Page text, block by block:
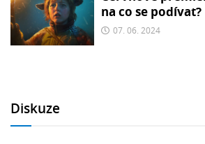
na co se podívat?
07. 06. 2024
Diskuze